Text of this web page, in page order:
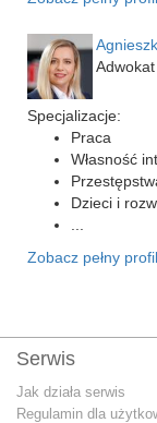
Adwokat
Specjalizacje:
Praca
Własność
Dzieci i
Zobacz pełny profil
Serwis
Jak działa serwis
Regulamin dla